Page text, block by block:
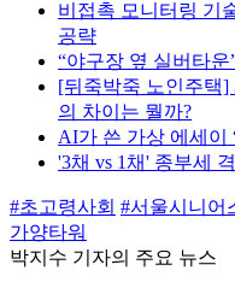
비접촉 모니터링 기
공략
“야구장 옆 실버타
[뒤죽박죽 노인주택]
의 차이는 뭘까?
AI가 쓴 가상 에세이
'3채 vs 1채' 종부세
#초고령사회 #서울시니어
가양타워
박지수 기자의 주요 뉴스